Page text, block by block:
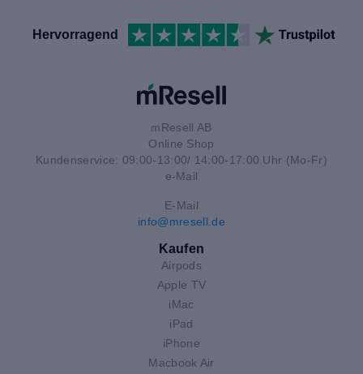
Hervorragend
mResell AB
Online Shop
Kundenservice: 09:00-13:00/ 14:00-17:00 Uhr (Mo-Fr)
e-Mail
E-Mail
info@mresell.de
Kaufen
Airpods
Apple TV
iMac
iPad
iPhone
Macbook Air